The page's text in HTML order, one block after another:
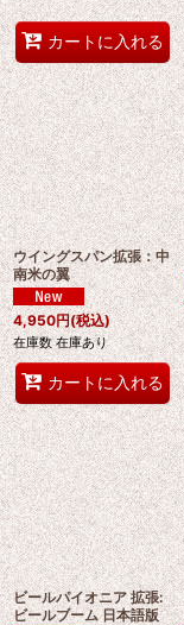
カートに入れる
ウイングスパン拡張：中
南米の翼
4,950円(税込)
在庫数 在庫あり
カートに入れる
ビールパイオニア 拡張:
ビールブーム 日本語版